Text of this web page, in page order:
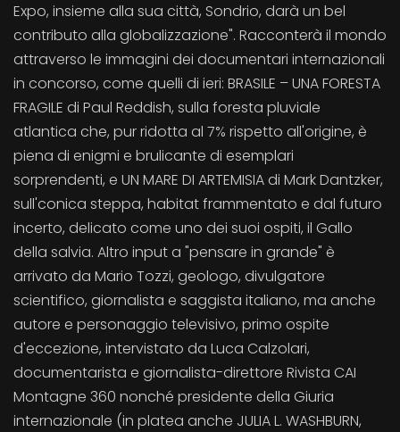
Expo, insieme alla sua città, Sondrio, darà un bel
contributo alla globalizzazione". Racconterà il mondo
attraverso le immagini dei documentari internazionali
in concorso, come quelli di ieri: BRASILE – UNA FORESTA
FRAGILE di Paul Reddish, sulla foresta pluviale
atlantica che, pur ridotta al 7% rispetto all'origine, è
piena di enigmi e brulicante di esemplari
sorprendenti, e UN MARE DI ARTEMISIA di Mark Dantzker,
sull'conica steppa, habitat frammentato e dal futuro
incerto, delicato come uno dei suoi ospiti, il Gallo
della salvia. Altro input a "pensare in grande" è
arrivato da Mario Tozzi, geologo, divulgatore
scientifico, giornalista e saggista italiano, ma anche
autore e personaggio televisivo, primo ospite
d'eccezione, intervistato da Luca Calzolari,
documentarista e giornalista-direttore Rivista CAI
Montagne 360 nonché presidente della Giuria
internazionale (in platea anche JULIA L. WASHBURN,